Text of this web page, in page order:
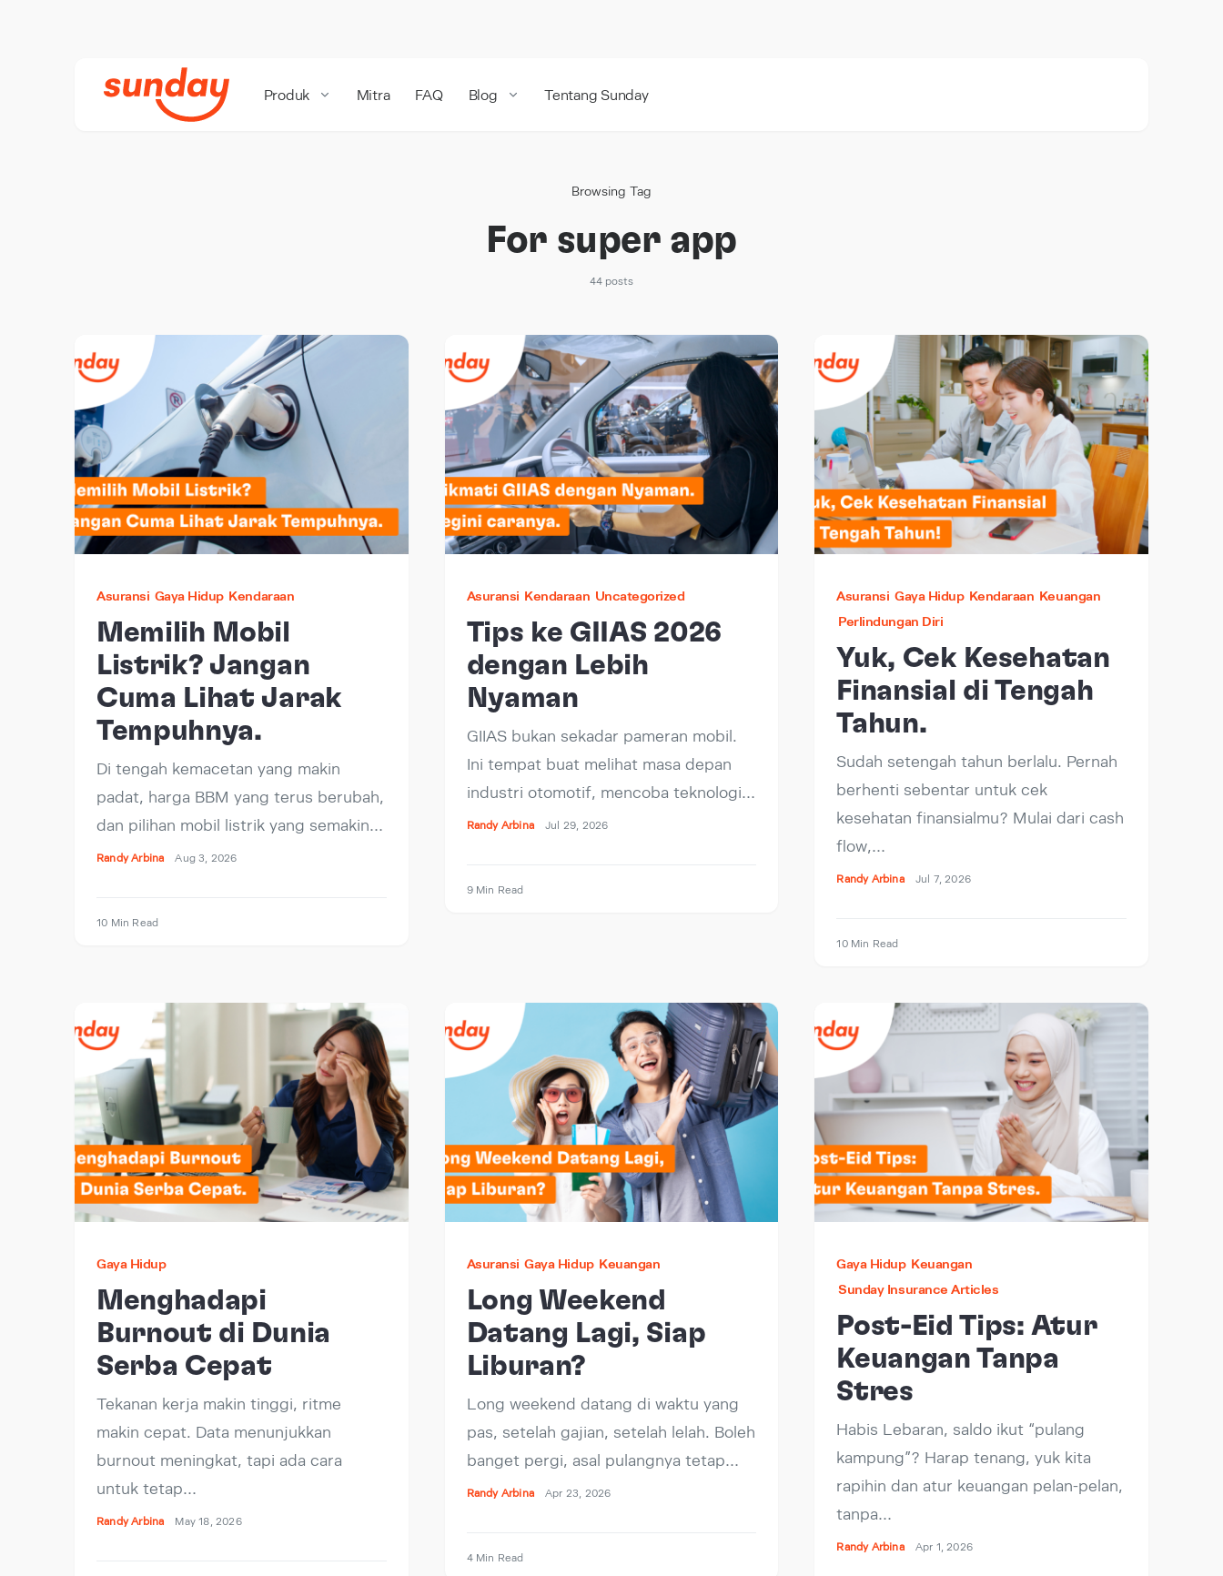
Produk Mitra FAQ Blog Tentang Sunday
Browsing Tag
For super app
44 posts
Asuransi Gaya Hidup Kendaraan
Memilih Mobil
Listrik? Jangan
Cuma Lihat Jarak
Tempuhnya.
Di tengah kemacetan yang makin
padat, harga BBM yang terus berubah,
dan pilihan mobil listrik yang semakin…
Randy Arbina Aug 3, 2026
10 Min Read
Asuransi Kendaraan Uncategorized
Tips ke GIIAS 2026
dengan Lebih
Nyaman
GIIAS bukan sekadar pameran mobil.
Ini tempat buat melihat masa depan
industri otomotif, mencoba teknologi…
Randy Arbina Jul 29, 2026
9 Min Read
Asuransi Gaya Hidup Kendaraan Keuangan
Perlindungan Diri
Yuk, Cek Kesehatan
Finansial di Tengah
Tahun.
Sudah setengah tahun berlalu. Pernah
berhenti sebentar untuk cek
kesehatan finansialmu? Mulai dari cash
flow,…
Randy Arbina Jul 7, 2026
10 Min Read
Gaya Hidup
Menghadapi
Burnout di Dunia
Serba Cepat
Tekanan kerja makin tinggi, ritme
makin cepat. Data menunjukkan
burnout meningkat, tapi ada cara
untuk tetap…
Randy Arbina May 18, 2026
Asuransi Gaya Hidup Keuangan
Long Weekend
Datang Lagi, Siap
Liburan?
Long weekend datang di waktu yang
pas, setelah gajian, setelah lelah. Boleh
banget pergi, asal pulangnya tetap…
Randy Arbina Apr 23, 2026
4 Min Read
Gaya Hidup Keuangan
Sunday Insurance Articles
Post-Eid Tips: Atur
Keuangan Tanpa
Stres
Habis Lebaran, saldo ikut “pulang
kampung”? Harap tenang, yuk kita
rapihin dan atur keuangan pelan-pelan,
tanpa…
Randy Arbina Apr 1, 2026